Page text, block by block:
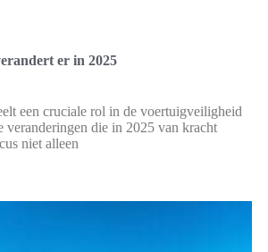
er in 2025
een cruciale rol in de voertuigveiligheid
veranderingen die in 2025 van kracht
niet alleen